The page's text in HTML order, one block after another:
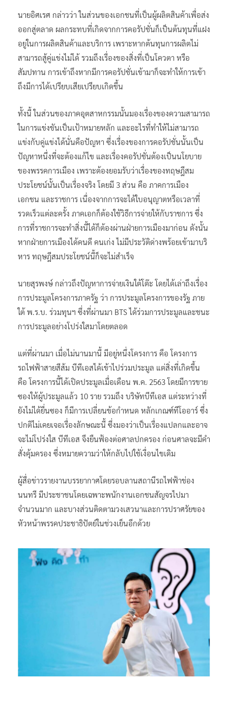
นายอิศเรศ กล่าวว่า ในส่วนของเอกชนที่เป็นผู้ผลิตสินค้าเพื่อส่ง
ออกสู่ตลาด ผลกระทบที่เกิดจากการคอรัปชั่นก็เป็นต้นทุนที่แฝง
อยู่ในการผลิตสินค้าและบริการ เพราะหากต้นทุนการผลิตไม่
สามารถสู้คู่แข่งไม่ได้ รวมถึงเรื่องของสิ่งที่เป็นโควตา หรือ
สัมปทาน การเข้าถึงหากมีการคอรัปชั่นเข้ามาก็จะทำให้การเข้า
ถึงมีการได้เปรียบเสียเปรียบเกิดขึ้น
ทั้งนี้ ในส่วนของภาคอุตสาหกรรมนั้นมองเรื่องของความสามารถ
ในการแข่งขันเป็นเป้าหมายหลัก และอะไรที่ทำให้ไม่สามารถ
แข่งกับคู่แข่งได้นั่นคือปัญหา ซึ่งเรื่องของการคอรัปชั่นนั้นเป็น
ปัญหาหนึ่งที่จะต้องแก้ไข และเรื่องคอรัปชั่นต้องเป็นนโยบาย
ของพรรคการเมือง เพราะต้องยอมรับว่าเรื่องของทฤษฎีสม
ประโยชน์นั้นเป็นเรื่องจริง โดยมี 3 ส่วน คือ ภาคการเมือง
เอกชน และราชการ เนื่องจากการจะได้ใบอนุญาตหรือเวลาที่
รวดเร็วแต่ละครั้ง ภาคเอกก็ต้องใช้วิธีการจ่ายให้กับราชการ ซึ่ง
การที่ราชการจะทำสิ่งนี้ได้ก็ต้องผ่านฝ่ายการเมืองมาก่อน ดังนั้น
หากฝ่ายการเมืองได้คนดี คนเก่ง ไม่มีประวัติด่างพร้อยเข้ามาบริ
หาร ทฤษฎีสมประโยชน์นี้ก็จะไม่สำเร็จ
นายสุรพงษ์ กล่าวถึงปัญหาการจ่ายเงินใต้โต๊ะ โดยได้เล่าถึงเรื่อง
การประมูลโครงการภาครัฐ ว่า การประมูลโครงการของรัฐ ภาย
ใต้ พ.ร.บ. ร่วมทุนฯ ซึ่งที่ผ่านมา BTS ได้ร่วมการประมูลและชนะ
การประมูลอย่างโปร่งใสมาโดยตลอด
แต่ที่ผ่านมา เมื่อไม่นานมานี้ มีอยู่หนึ่งโครงการ คือ โครงการ
รถไฟฟ้าสายสีส้ม บีทีเอสได้เข้าไปร่วมประมูล แต่สิ่งที่เกิดขึ้น
คือ โครงการนี้ได้เปิดประมูลเมื่อเดือน พ.ค. 2563 โดยมีการขาย
ซองให้ผู้ประมูลแล้ว 10 ราย รวมถึง บริษัทบีทีเอส แต่ระหว่างที่
ยังไม่ได้ยื่นซอง ก็มีการเปลี่ยนข้อกำหนด หลักเกณฑ์ทีโออาร์ ซึ่ง
ปกติไม่เคยเจอเรื่องลักษณะนี้ ซึ่งมองว่าเป็นเรื่องแปลกและอาจ
จะไม่โปร่งใส บีทีเอส จึงยืนฟ้องต่อศาลปกครอง ก่อนศาลจะมีคำ
สั่งคุ้มครอง ซึ่งหมายความว่าให้กลับไปใช้เงื่อนไขเดิม
ผู้สื่อข่าวรายงานบรรยากาศโดยรอบลานสถานีรถไฟฟ้าช่อง
นนทรี มีประชาชนโดยเฉพาะพนักงานเอกชนสัญจรไปมา
จำนวนมาก และบางส่วนติดตามวงเสวนาและการปราศรัยของ
หัวหน้าพรรคประชาธิปัตย์ในช่วงเย็นอีกด้วย